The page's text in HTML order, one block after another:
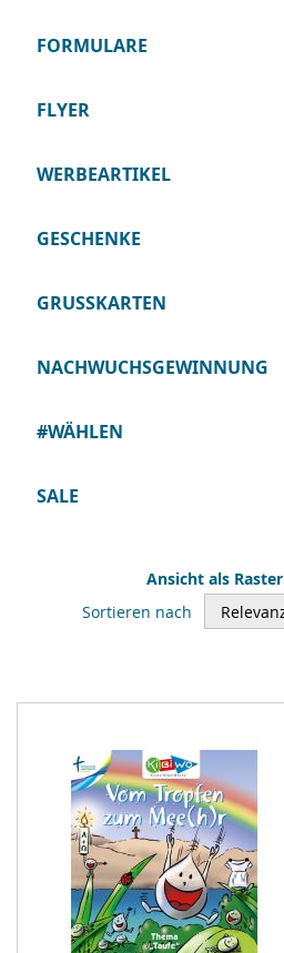
Ansicht als Raster
Sortieren nach
FORMULARE
FLYER
WERBEARTIKEL
GESCHENKE
GRUSSKARTEN
NACHWUCHSGEWINNUNG
#WÄHLEN
SALE